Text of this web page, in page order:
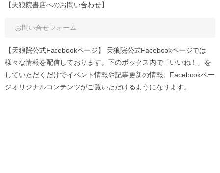
【天狼院書店へのお問い合わせ】
お問い合せフォーム
【天狼院公式Facebookページ】 天狼院公式Facebookページでは
様々な情報を配信しております。下のボックス内で「いいね！」を
していただくだけでイベント情報や記事更新の情報、Facebookペー
ジオリジナルコンテンツがご覧いただけるようになります。